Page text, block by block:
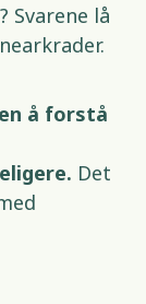
Svarene lå
å forstå
Det